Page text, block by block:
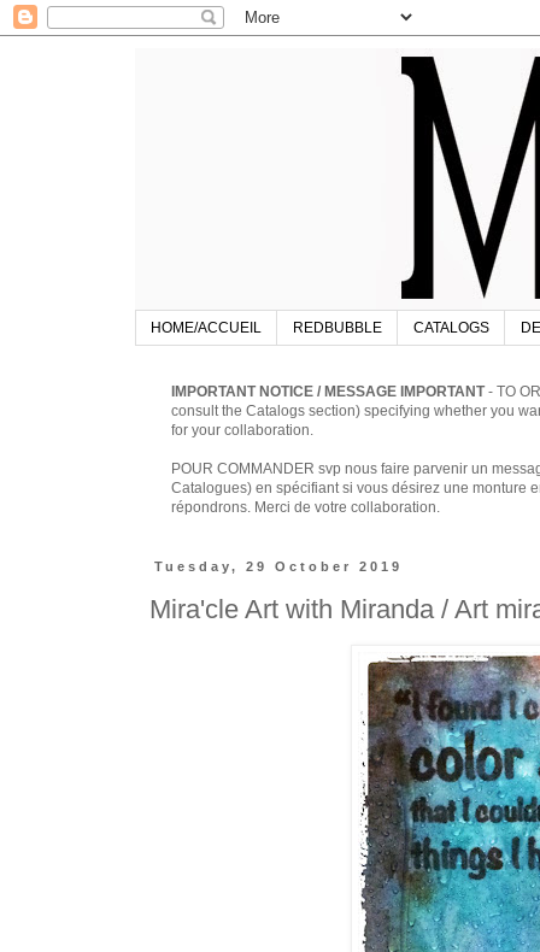
HOME/ACCUEIL REDBUBBLE CATALOGS
IMPORTANT NOTICE / MESSAGE IMPORTANT- TO
consult the Catalogs section) specifying whether you
for your collaboration.
POUR COMMANDER svp nous faire parvenir un
Catalogues) en spécifiant si vous désirez une monture
répondrons. Merci de votre collaboration.
Tuesday, 29 October 2019
Mira'cle Art with Miranda / Art